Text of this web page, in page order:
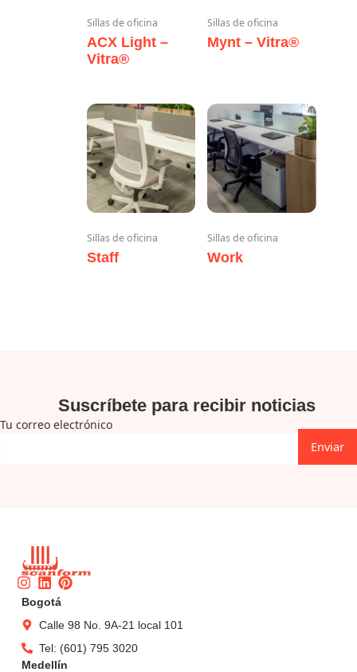
Sillas de oficina
ACX Light –
Vitra®
Sillas de oficina
Mynt – Vitra®
Sillas de oficina
Staff
Sillas de oficina
Work
Suscríbete para recibir noticias
Tu correo electrónico
Enviar
Instagram
Linkedin
Pinterest
Bogotá
Calle 98 No. 9A-21 local 101
Tel: (601) 795 3020
Medellín